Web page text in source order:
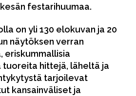
festarihuumaa.
on yli 130 elokuvan ja 20
näytöksen verran
eriskummallisia
tuoreita hittejä, läheltä ja
tarjoilevat
kansainväliset ja